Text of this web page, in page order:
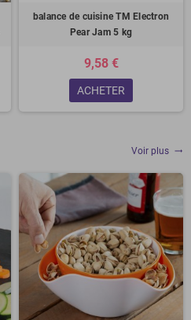
balance de cuisine TM Electron
Pear Jam 5 kg
9,58 €
ACHETER
Voir plus trending_flat